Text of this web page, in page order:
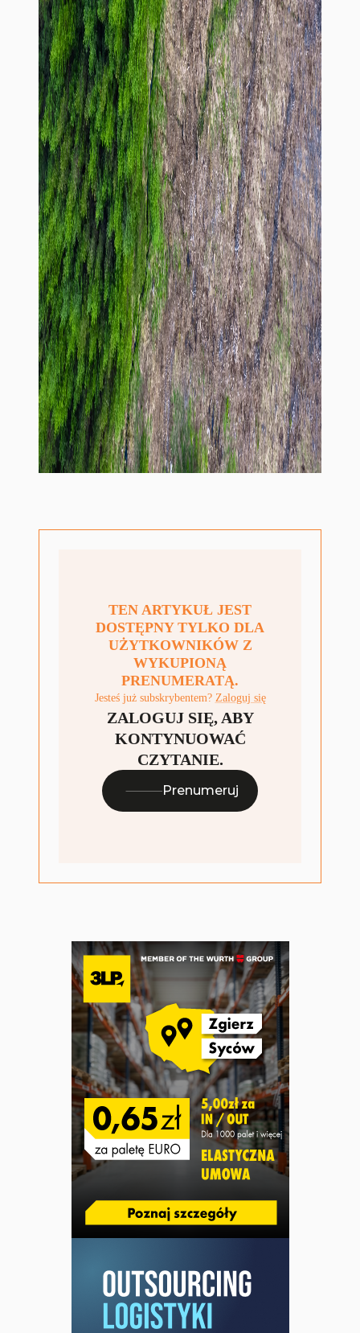
TEN ARTYKUŁ JEST
DOSTĘPNY TYLKO DLA
UŻYTKOWNIKÓW Z
WYKUPIONĄ
PRENUMERATĄ.
Jesteś już subskrybentem? Zaloguj się
ZALOGUJ SIĘ, ABY
KONTYNUOWAĆ
CZYTANIE.
Prenumeruj